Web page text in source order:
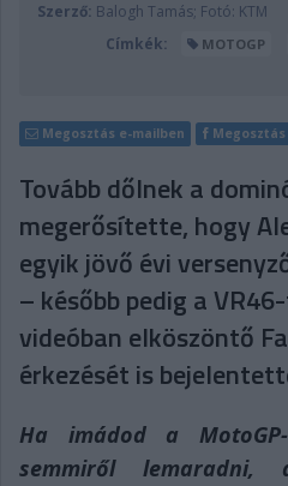
Szerző: Balogh Tamás; Fotó: KTM
Címkék:
MOTOGP
Megosztás e-mailben
Tovább dőlnek a
megerősítette, hogy
egyik jövő évi
– később pedig a
videóban elköszöntő
érkezését is
Ha imádod a
semmiről lemaradni,